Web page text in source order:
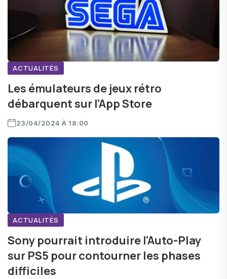
ACTUALITÉS
Les émulateurs de jeux rétro
débarquent sur l'App Store
23/04/2024 À 18:00
ACTUALITÉS
Sony pourrait introduire l'Auto-Play
sur PS5 pour contourner les phases
difficiles